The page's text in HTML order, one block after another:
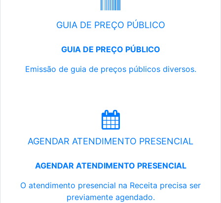
GUIA DE PREÇO PÚBLICO
GUIA DE PREÇO PÚBLICO
Emissão de guia de preços públicos diversos.
AGENDAR ATENDIMENTO PRESENCIAL
AGENDAR ATENDIMENTO PRESENCIAL
O atendimento presencial na Receita precisa ser
previamente agendado.